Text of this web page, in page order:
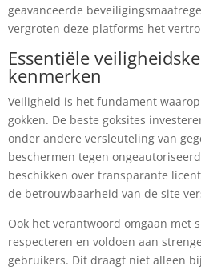
geavanceerde
vergroten deze platforms het
Essentiële
kenmerken
Veiligheid is het fundament
gokken. De beste goksites
onder andere versleuteling van
beschermen tegen
beschikken over transparante
de betrouwbaarheid van de site
Ook het verantwoord omgaan met
respecteren en voldoen aan
gebruikers. Dit draagt niet alleen